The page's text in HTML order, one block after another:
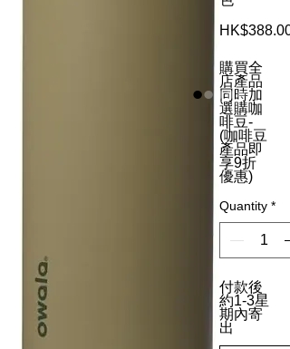
HK$388.00
購買全
店產品
同時加
選購咖
啡豆-
(咖啡豆
產品即
享9折
優惠)
Quantity *
付款後
約1-3星
期內寄
出